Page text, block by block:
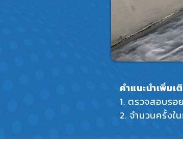
คำแนะนำเพิ่มเ
1. ตรวจสอบร
2. จำนวนครั้ง